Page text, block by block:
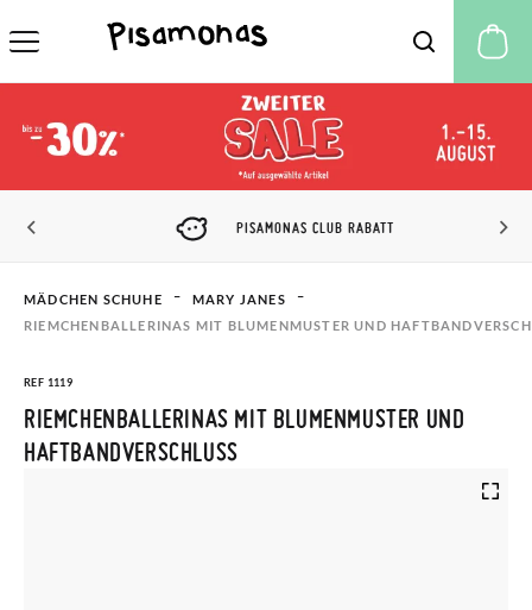
PISAMONAS CLUB RABATT
MÄDCHEN SCHUHE
MARY JANES
RIEMCHENBALLERINAS MIT BLUMENMUSTER UND
REF 1119
RIEMCHENBALLERINAS MIT BLUMENMUSTER UND
HAFTBANDVERSCHLUSS